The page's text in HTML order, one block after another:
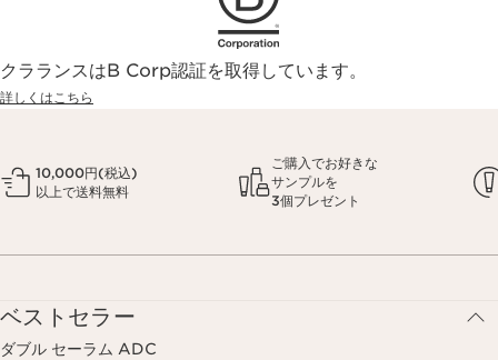
クラランスはB Corp認証を取得しています。
詳しくはこちら
10,000円(税込)
以上で送料無料
ご購入でお好きな
サンプルを
3個プレゼント
ベストセラー
ダブル セーラム ADC